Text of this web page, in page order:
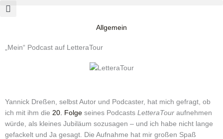
Zum
Allgemein
„Mein“ Podcast auf LetteraTour
Yannick Dreßen, selbst Autor und Podcaster, hat mich gefragt, ob
ich mit ihm die 20. Folge seines Podcasts LetteraTour aufnehmen
würde, als kleines Jubiläum sozusagen – und ich habe nicht lange
gefackelt und Ja gesagt. Die Aufnahme hat mir großen Spaß